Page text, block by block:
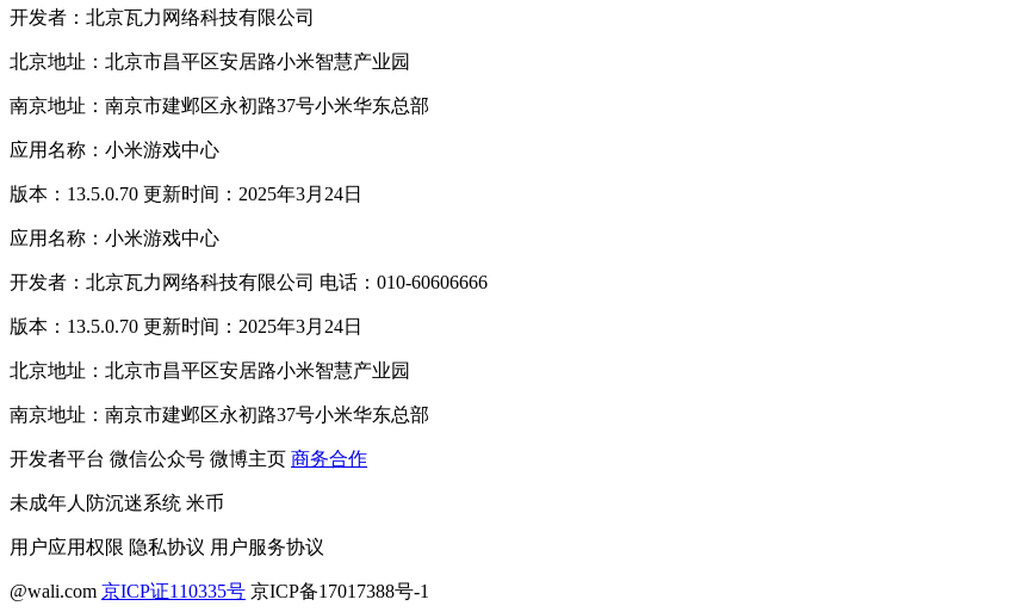
开发者：北京瓦力网络科技有限公司
北京地址：北京市昌平区安居路小米智慧产业园
南京地址：南京市建邺区永初路37号小米华东总部
应用名称：小米游戏中心
版本：13.5.0.70 更新时间：2025年3月24日
应用名称：小米游戏中心
开发者：北京瓦力网络科技有限公司 电话：010-60606666
版本：13.5.0.70 更新时间：2025年3月24日
北京地址：北京市昌平区安居路小米智慧产业园
南京地址：南京市建邺区永初路37号小米华东总部
开发者平台 微信公众号 微博主页 商务合作
未成年人防沉迷系统 米币
用户应用权限 隐私协议 用户服务协议
@wali.com 京ICP证110335号 京ICP备17017388号-1